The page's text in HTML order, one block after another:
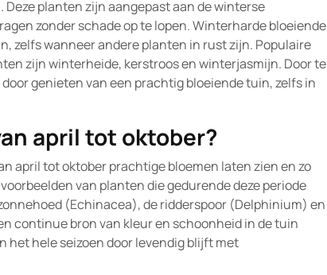
planten zijn aangepast aan de winterse
zonder schade op te lopen. Winterharde bloeiende
zelfs wanneer andere planten in rust zijn. Populaire
zijn winterheide, kerstroos en winterjasmijn. Door te
genieten van een prachtig bloeiende tuin, zelfs in
april tot oktober?
april tot oktober prachtige bloemen laten zien en zo
van planten die gedurende deze periode
(Echinacea), de ridderspoor (Delphinium) en
continue bron van kleur en schoonheid in de tuin
het hele seizoen door levendig blijft met